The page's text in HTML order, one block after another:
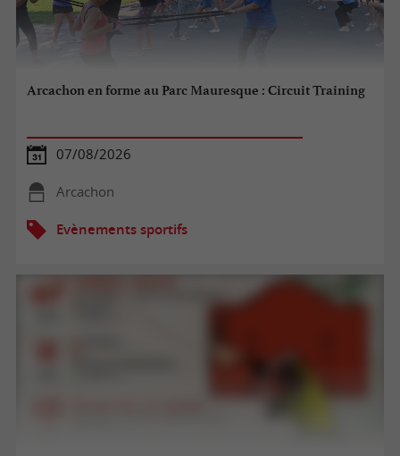
Arcachon en forme au Parc Mauresque : Circuit Training
07/08/2026
Arcachon
Evènements sportifs